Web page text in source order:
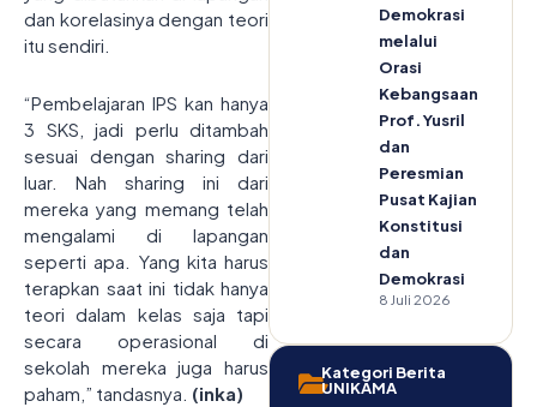
dan korelasinya dengan teori
itu sendiri.
“Pembelajaran IPS kan hanya
3 SKS, jadi perlu ditambah
sesuai dengan sharing dari
luar. Nah sharing ini dari
mereka yang memang telah
mengalami di lapangan
seperti apa. Yang kita harus
terapkan saat ini tidak hanya
teori dalam kelas saja tapi
secara operasional di
sekolah mereka juga harus
paham,” tandasnya. (inka)
Demokrasi
melalui
Orasi
Kebangsaan
Prof. Yusril
dan
Peresmian
Pusat Kajian
Konstitusi
dan
Demokrasi
8 Juli 2026
Kategori Berita
UNIKAMA